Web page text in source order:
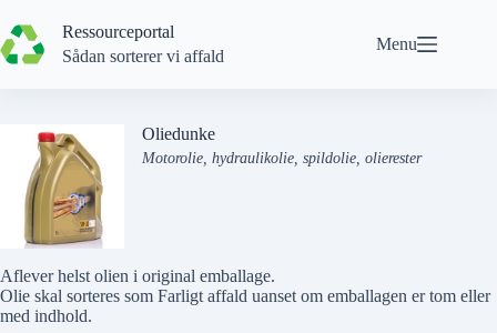
til
indhold
Ressourceportal
Sådan sorterer vi affald
Menu
Oliedunke
Motorolie, hydraulikolie, spildolie, olierester
Aflever helst olien i original emballage.
Olie skal sorteres som Farligt affald uanset om emballagen er tom eller
med indhold.